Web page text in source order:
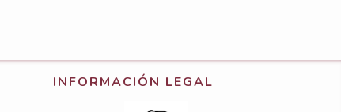
INFORMACIÓN LEGAL